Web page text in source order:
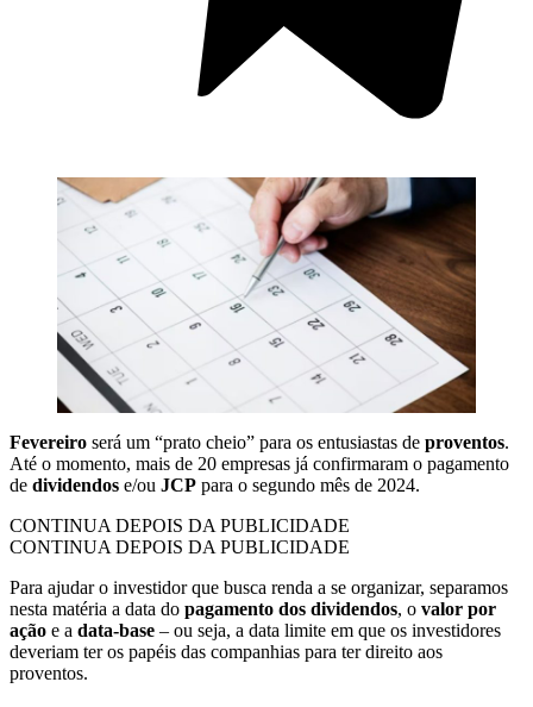
Fevereiro será um “prato cheio” para os entusiastas de proventos.
Até o momento, mais de 20 empresas já confirmaram o pagamento
de dividendos e/ou JCP para o segundo mês de 2024.
CONTINUA DEPOIS DA PUBLICIDADE
CONTINUA DEPOIS DA PUBLICIDADE
Para ajudar o investidor que busca renda a se organizar, separamos
nesta matéria a data do pagamento dos dividendos, o valor por
ação e a data-base – ou seja, a data limite em que os investidores
deveriam ter os papéis das companhias para ter direito aos
proventos.